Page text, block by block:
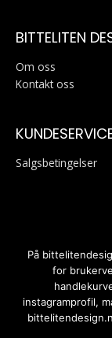
BITTELITEN
Om oss
Kontakt oss
Salgsbetingelser
Kopirett © 2026
På
for
instagramprofil,